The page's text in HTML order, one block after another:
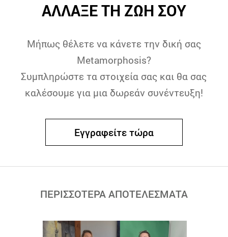
ΑΛΛΑΞΕ ΤΗ ΖΩΗ ΣΟΥ
Μήπως θέλετε να κάνετε την δική σας
Metamorphosis?
Συμπληρώστε τα στοιχεία σας και θα σας
καλέσουμε για μια δωρεάν συνέντευξη!
Εγγραφείτε τώρα
ΠΕΡΙΣΣΟΤΕΡΑ ΑΠΟΤΕΛΕΣΜΑΤΑ